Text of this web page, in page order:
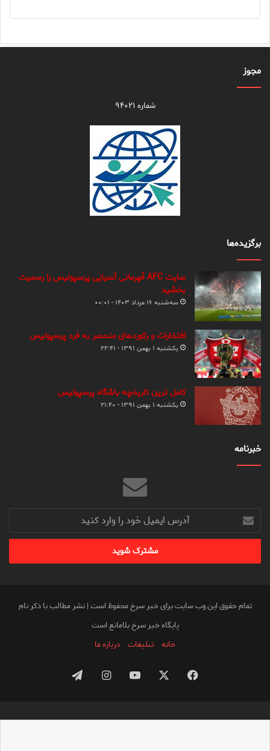
مجوز
شماره ۹۴۰۲۱
برگزیده‌ها
سایت AFC قهرمانی آسیایی پرسپولیس را رسمیت
بخشید
سه‌شنبه ۱۶ مرداد ۱۴۰۳ - ۰۰:۰۱
افتخارات و رکوردهای منحصر به فرد پرسپولیس
یکشنبه ۱ بهمن ۱۳۹۱ - ۲۲:۴۱
کامل ترین تاریخچه باشگاه پرسپولیس
یکشنبه ۱ بهمن ۱۳۹۱ - ۲۱:۴۰
خبرنامه
آدرس
ایمیل
خود
وارد
تمام حقوق این وب سایت برای خبر سرخ محفوظ است | نشر مطالب با ذکر نام
پایگاه خبر سرخ بلامانع است
خانه
تبلیغات درباره ما
فیس
یوتیوباینستاگرامتلگرام